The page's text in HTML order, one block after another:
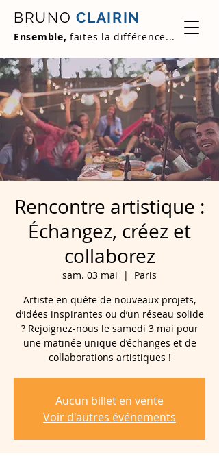
BRUNO CLAIRIN
Ensemble, faites la différence...
Rencontre artistique :
Échangez, créez et
collaborez
sam. 03 mai
  |
Paris
Artiste en quête de nouveaux projets,
d’idées inspirantes ou d’un réseau solide
? Rejoignez-nous le samedi 3 mai pour
une matinée unique d’échanges et de
collaborations artistiques !
Aucun billet en vente
Voir d'autres événements